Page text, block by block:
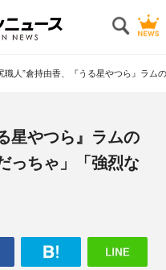
職人”倉持由香、『うる星やつら』ラム
星やつら』ラムの
っちゃ」「強烈な